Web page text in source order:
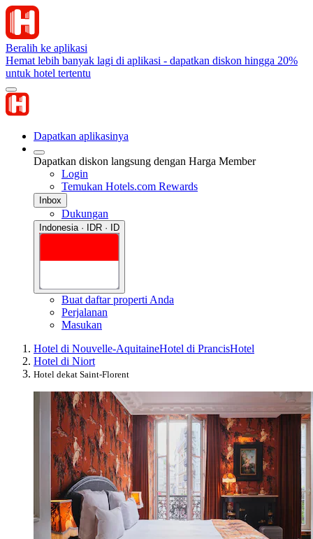
Beralih ke aplikasi
Hemat lebih banyak lagi di aplikasi - dapatkan diskon hingga 20%
untuk hotel tertentu
Dapatkan aplikasinya
Dapatkan diskon langsung dengan Harga Member
Login
Temukan Hotels.com Rewards
Inbox
Dukungan
Indonesia · IDR · ID
Buat daftar properti Anda
Perjalanan
Masukan
Hotel di Nouvelle-AquitaineHotel di PrancisHotel
Hotel di Niort
Hotel dekat Saint-Florent